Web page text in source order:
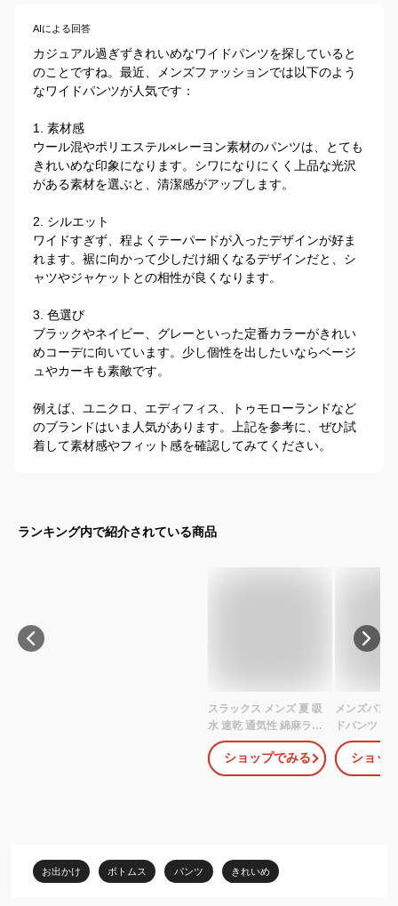
AIによる回答
カジュアル過ぎずきれいめなワイドパンツを探していると
のことですね。最近、メンズファッションでは以下のよう
なワイドパンツが人気です：
1. 素材感
ウール混やポリエステル×レーヨン素材のパンツは、とても
きれいめな印象になります。シワになりにくく上品な光沢
がある素材を選ぶと、清潔感がアップします。
2. シルエット
ワイドすぎず、程よくテーパードが入ったデザインが好ま
れます。裾に向かって少しだけ細くなるデザインだと、シ
ャツやジャケットとの相性が良くなります。
3. 色選び
ブラックやネイビー、グレーといった定番カラーがきれい
めコーデに向いています。少し個性を出したいならベージ
ュやカーキも素敵です。
例えば、ユニクロ、エディフィス、トゥモローランドなど
のブランドはいま人気があります。上記を参考に、ぜひ試
着して素材感やフィット感を確認してみてください。
ランキング内で紹介されている商品
スラックス メンズ 夏 吸
水 速乾 通気性 綿麻ライ
ク テックキャンバス ワ
イドパンツ タック スト
レート ゆったり ルーズ
ショップでみる
メンズパン
ドパンツ ス
手 通気 ウ
地 ゆったり
ボン 大きい
ショッ
お出かけ ボトムス パンツ きれいめ